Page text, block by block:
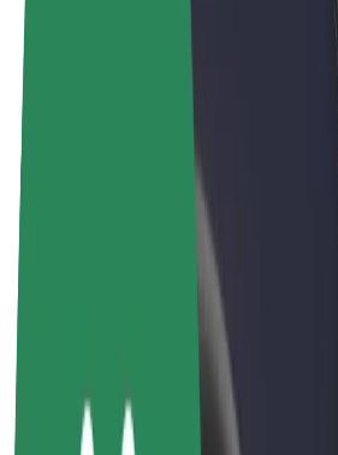
Bolt Plus
Ganhe com a Bolt